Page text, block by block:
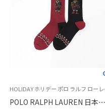
POLO RALPH LAUREN 日本製